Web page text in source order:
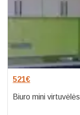
521€
Biuro mini virtuvėlės